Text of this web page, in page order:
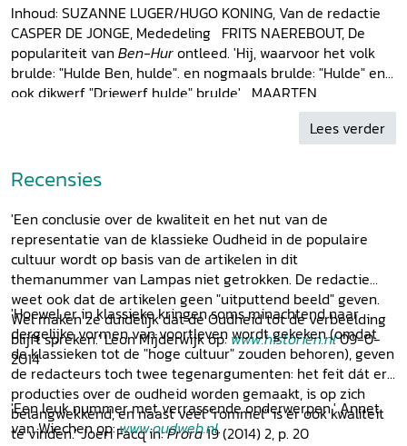
Inhoud: SUZANNE LUGER/HUGO KONING, Van de redactie
CASPER DE JONGE, Mededeling FRITS NAEREBOUT, De
populariteit van Ben-Hurontleed. 'Hij, waarvoor het volk
brulde: "Hulde Ben, hulde". en nogmaals brulde: "Hulde" en
ook dikwerf "Driewerf hulde" brulde' MAARTEN
SCHUNSELAAR, De historische betekenis van Oliver Stone’s
ROLF STROOTMAN/FLORIS VAN DEN EIJNDE,
en de klassieke mythologie MICHEL BUIJS, Aeneas nu. De
oudheid in de popmuziek REMCO REGTUIT, Goede Tijden
Slechte Tijden. Van Euripides en Menander naar moderne
soapseries DAVID RIJSER, Tacitus’petite histoireals
postmodern epos:The SopranosRENÉ VAN
ROYEN/SUNNYVA VAN DER VEGT, Leuk en waar. Hoe de
Asterix-strip de wetenschap van dienst kan zijn HUGO
KONING, Klassieken en comics:Incredible HerculesBRAM
VAN DE VELDEN, Latijnse tatoeages: moderne
monumenten CASPER DE JONGE, Vijfenveertig jaar
Lampas: verslag van het lustrumsymposium
Auteursinformatie 46.4
Lees verder
Recensies
'Een conclusie over de kwaliteit en het nut van de
representatie van de klassieke Oudheid in de populaire
cultuur wordt op basis van de artikelen in dit
themanummer van Lampas niet getrokken. De redactie
weet ook dat de artikelen geen "uitputtend beeld" geven.
Wel maken ze duidelijk dat de Oudheid tot de verbeelding
blijft spreken.' Leon Mijderwijk op: www.historiën.nl09-0-
2014
'Hoewel er in klassieke kringen soms minachtend naar
dergelijke vormen van voortleven wordt gekeken (omdat
de klassieken tot de "hoge cultuur" zouden behoren), geven
de redacteurs toch twee tegenargumenten: het feit dát er
producties over de oudheid worden gemaakt, is op zich
belangwekkend, en naast veel "rommel" is er ook kwaliteit
te vinden.' Joeri Facq in:Prora19 (2014) 2, p. 20
'Een leuk nummer met verrassende onderwerpen.' Annet
van Wiechen op:www.oudweb.nl.